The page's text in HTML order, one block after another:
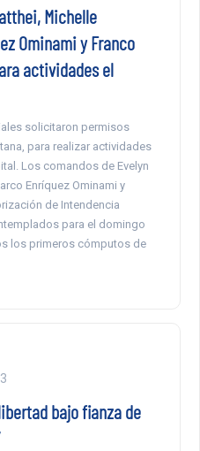
Michelle
Ominami y Franco
actividades el
solicitaron permisos
para realizar actividades
Los comandos de Evelyn
Enríquez Ominami y
de Intendencia
para el domingo
los primeros cómputos de
bajo fianza de